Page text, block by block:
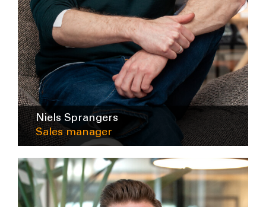
Niels Sprangers
Sales manager
nsprangers@intra-lighting.nl
06-82428521